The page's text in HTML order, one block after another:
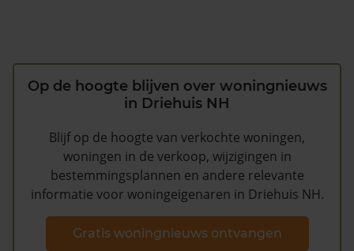
Op de hoogte blijven over woningnieuws
in Driehuis NH
Blijf op de hoogte van verkochte woningen,
woningen in de verkoop, wijzigingen in
bestemmingsplannen en andere relevante
informatie voor woningeigenaren in Driehuis NH.
Gratis woningnieuws ontvangen